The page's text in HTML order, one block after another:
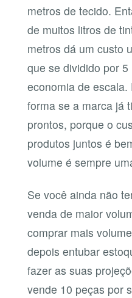
metros de tecido.
de muitos litros de
metros dá um custo
que se dividido por
economia de
forma se a marca já
prontos, porque o
produtos juntos é
volume é sempre
Se você ainda não
venda de maior
comprar mais
depois entubar
fazer as suas
vende 10 peças por